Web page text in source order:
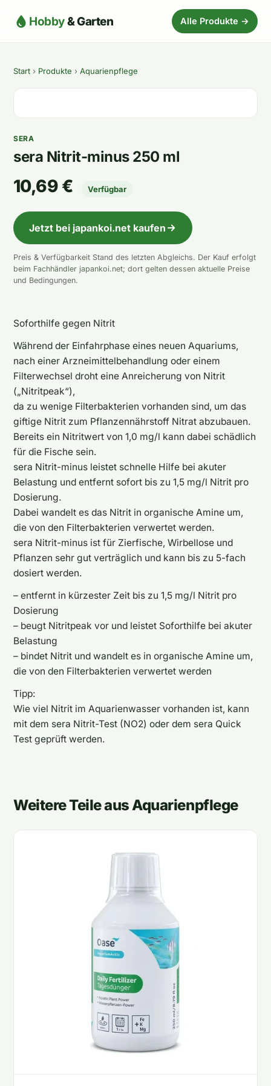
Hobby& Garten Alle Produkte →
Start › Produkte › Aquarienpflege
SERA
sera Nitrit-minus 250 ml
10,69 € Verfügbar
Jetzt bei japankoi.net kaufen
Preis & Verfügbarkeit Stand des letzten Abgleichs. Der Kauf erfolgt
beim Fachhändler japankoi.net; dort gelten dessen aktuelle Preise
und Bedingungen.
Soforthilfe gegen Nitrit
Während der Einfahrphase eines neuen Aquariums,
nach einer Arzneimittelbehandlung oder einem
Filterwechsel droht eine Anreicherung von Nitrit
(„Nitritpeak“),
da zu wenige Filterbakterien vorhanden sind, um das
giftige Nitrit zum Pflanzennährstoff Nitrat abzubauen.
Bereits ein Nitritwert von 1,0 mg/l kann dabei schädlich
für die Fische sein.
sera Nitrit-minus leistet schnelle Hilfe bei akuter
Belastung und entfernt sofort bis zu 1,5 mg/l Nitrit pro
Dosierung.
Dabei wandelt es das Nitrit in organische Amine um,
die von den Filterbakterien verwertet werden.
sera Nitrit-minus ist für Zierfische, Wirbellose und
Pflanzen sehr gut verträglich und kann bis zu 5-fach
dosiert werden.
– entfernt in kürzester Zeit bis zu 1,5 mg/l Nitrit pro
Dosierung
– beugt Nitritpeak vor und leistet Soforthilfe bei akuter
Belastung
– bindet Nitrit und wandelt es in organische Amine um,
die von den Filterbakterien verwertet werden
Tipp:
Wie viel Nitrit im Aquarienwasser vorhanden ist, kann
mit dem sera Nitrit-Test (NO2) oder dem sera Quick
Test geprüft werden.
Weitere Teile aus Aquarienpflege